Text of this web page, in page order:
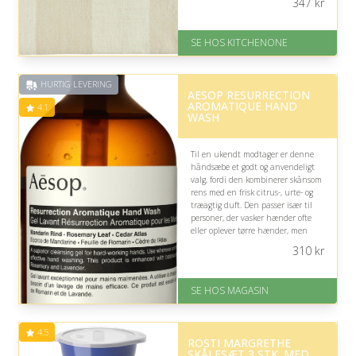
Fremragende Trustpilot rating
SE HOS KITCHENONE
HURTIG LEVERING
4.1
AESOP RESURRECTION
AROMATIQUE HAND
WASH
Til en ukendt modtager er denne
håndsæbe et godt og anvendeligt
valg, fordi den kombinerer skånsom
rens med en frisk citrus-, urte- og
træagtig duft. Den passer især til
personer, der vasker hænder ofte
eller oplever tørre hænder, men
God Trustpilot rating på 4.1 ud
310kr
SE HOS MAGASIN
4.5
ROSTI MARGRETHE